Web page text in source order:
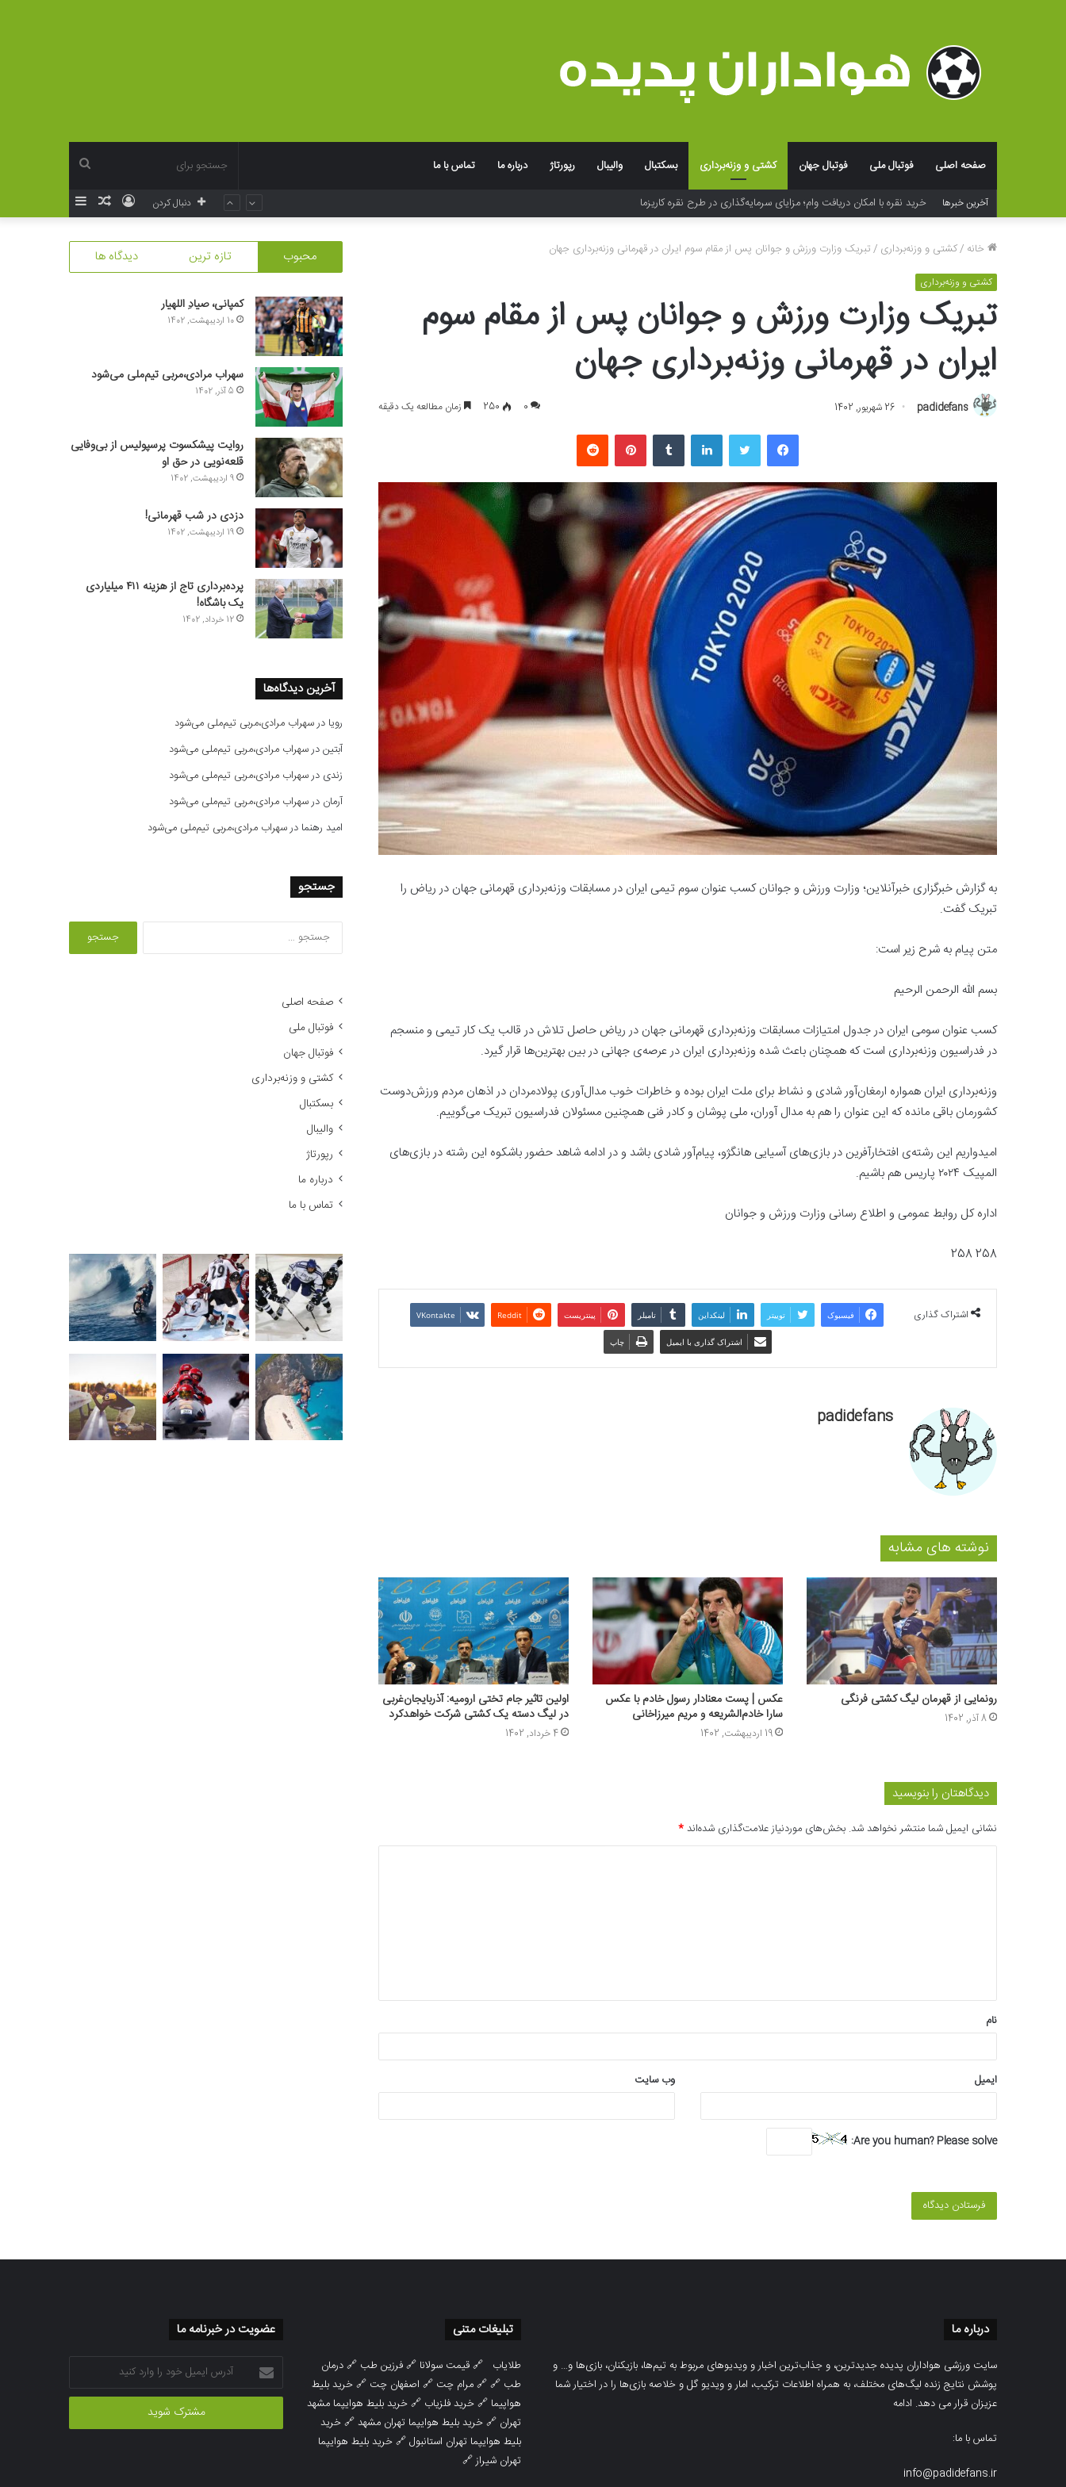
صفحه اصلی فوتبال ملی فوتبال جهان کشتی و وزنه‌برداری بسکتبال والیبال رپورتاژ درباره ما تماس با ما
برای آخرین خبرها خرید نقره با امکان دریافت وام؛ مزایای سرمایه‌گذاری در طرح نقره کاریزما
نوشته
ورود دنبال کردن
خانه /کشتی و وزنه‌برداری /تبریک وزارت ورزش و جوانان پس از مقام سوم ایران در قهرمانی وزنه‌برداری جهان
کشتی و وزنه‌برداری
تبریک وزارت ورزش و جوانان پس از مقام سوم
ایران در قهرمانی وزنه‌برداری جهان
padidefans 26 شهریور, 1402 0
250 زمان مطالعه یک دقیقه
فیسبوک لینکداین پینتریست
به گزارش خبرگزاری خبرآنلاین؛ وزارت ورزش و جوانان کسب عنوان سوم تیمی ایران در مسابقات وزنه‌برداری قهرمانی جهان در ریاض را
تبریک گفت.
متن پیام به شرح زیر است:
بسم الله الرحمن الرحیم
کسب عنوان سومی ایران در جدول امتیازات مسابقات وزنه‌برداری قهرمانی جهان در ریاض حاصل تلاش در قالب یک کار تیمی و منسجم
در فدراسیون وزنه‌برداری است که همچنان باعث شده وزنه‌برداری ایران در عرصه‌ی جهانی در بین بهترین‌ها قرار گیرد.
وزنه‌برداری ایران همواره ارمغان‌آور شادی و نشاط برای ملت ایران بوده و خاطرات خوب مدال‌آوری پولادمردان در اذهان مردم ورزش‌دوست
کشورمان باقی مانده که این عنوان را هم به مدال آوران، ملی پوشان و کادر فنی همچنین مسئولان فدراسیون تبریک می‌گوییم.
امیدواریم این رشته‌ی افتخارآفرین در بازی‌های آسیایی هانگژو، پیام‌آور شادی باشد و در ادامه شاهد حضور باشکوه این رشته در بازی‌های
المپیک ۲۰۲۴ پاریس هم باشیم.
اداره کل روابط عمومی و اطلاع رسانی وزارت ورزش و جوانان
258 258
اشتراک گذاری فیسبوک توییتر لینکداین تامبلر پینتریست Reddit
VKontakte
اشتراک گذاری با ایمیل چاپ
padidefans
نوشته های مشابه
رونمایی از قهرمان لیگ کشتی فرنگی
8 آذر, 1402
عکس | پست معنادار رسول خادم با عکس
سارا خادم‌الشریعه و مریم میرزاخانی
19 اردیبهشت, 1402
اولین تاثیر جام تختی ارومیه: آذربایجان‌غربی
در لیگ دسته یک کشتی شرکت خواهدکرد
4 خرداد, 1402
دیدگاهتان را بنویسید
نشانی ایمیل شما منتشر نخواهد شد. بخش‌های موردنیاز علامت‌گذاری شده‌اند*
*
نام
ایمیل وب‌ سایت
Are you human? Please solve:
محبوب تازه ترین دیدگاه ها
کمپانی، صیادِ اللهیار
10 اردیبهشت, 1402
سهراب مرادی،مربی تیم‌ملی می‌شود
5 آذر, 1402
روایت پیشکسوت پرسپولیس از بی‌وفایی
قلعه‌نویی در حق او
9 اردیبهشت, 1402
دزدی در شب قهرمانی!
19 اردیبهشت, 1402
پرده‌برداری تاج از هزینه ۴۱۱ میلیاردی
یک باشگاه!
12 خرداد, 1402
آخرین دیدگاه‌ها
رویا درسهراب مرادی،مربی تیم‌ملی می‌شود
آبتیندرسهراب مرادی،مربی تیم‌ملی می‌شود
زندی درسهراب مرادی،مربی تیم‌ملی می‌شود
آرمان درسهراب مرادی،مربی تیم‌ملی می‌شود
امید رهنما درسهراب مرادی،مربی تیم‌ملی می‌شود
جستجو
صفحه اصلی
فوتبال ملی
فوتبال جهان
کشتی و وزنه‌برداری
بسکتبال
والیبال
رپورتاژ
درباره ما
تماس با ما
درباره ما
سایت ورزشی هواداران پدیده جدیدترین، و جذاب‌ترین اخبار و ویدیوهای مربوط به تیم‌ها، بازیکنان، بازی‌ها و… و
پوشش نتایج زنده لیگ‌های مختلف، به همراه اطلاعات ترکیب، امار و ویدیو‌‌ گل‌ و خلاصه بازی‌ها را در اختیار شما
عزیزان قرار می دهد. ادامه
تماس با ما:
info@padidefans.ir
تبلیغات متنی
طلایاب 🔗قیمت سولانا 🔗فرزین طب 🔗درمان
طب 🔗 🔗مرام چت 🔗 اصفهان چت 🔗خرید بلیط
هواپیما 🔗خرید فلزیاب 🔗خرید بلیط هوایپما مشهد
تهران 🔗خرید بلیط هوایپما تهران مشهد🔗خرید
بلیط هوایپما تهران استانبول🔗خرید بلیط هوایپما
تهران شیراز🔗
عضویت در خبرنامه ما
آدرس
ایمیل
خود
وارد